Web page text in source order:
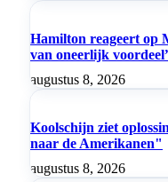
Hamilton reageert op
van oneerlijk
augustus 8, 2026
Koolschijn ziet
naar de Amerikanen"
augustus 8, 2026